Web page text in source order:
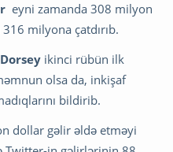
eyni zamanda 308 milyon
milyona çatdırıb.
ikinci rübün ilk
olsa da, inkişaf
bildirib.
dollar gəlir əldə etməyi